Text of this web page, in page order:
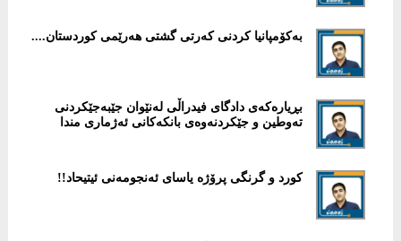
بەکۆمپانیا کردنی کەرتی گشتی هەرێمی کوردستان....
بڕیارەكەی دادگای فیدراڵی لەنێوان جێبەجێكردنی
تەوطین و جێكردنەوەی بانكەكانی ئەژماری مندا
كورد و گرنگی پرۆژە یاسای ئەنجومەنی ئیتیحاد!!